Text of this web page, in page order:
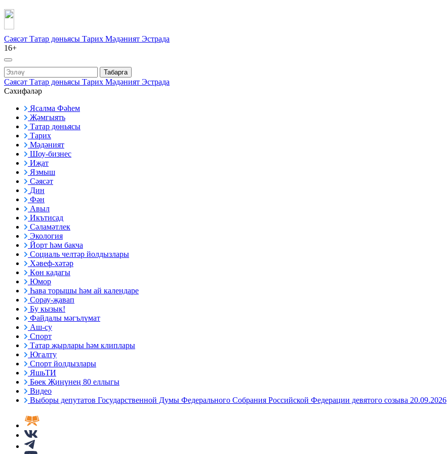
Сәясәт Татар дөньясы Тарих Мәдәният Эстрада
16+
Табарга
Сәясәт Татар дөньясы Тарих Мәдәният Эстрада
Сәхифәләр
Ясалма Фәһем
Җәмгыять
Татар дөньясы
Тарих
Мәдәният
Шоу-бизнес
Иҗат
Язмыш
Сәясәт
Дин
Фән
Авыл
Икътисад
Сәламәтлек
Экология
Йорт һәм бакча
Социаль челтәр йолдызлары
Хәвеф-хәтәр
Көн кадагы
Юмор
Һава торышы һәм ай календаре
Сорау-җавап
Бу кызык!
Файдалы мәгълүмат
Аш-су
Спорт
Татар җырлары һәм клиплары
Югалту
Спорт йолдызлары
ЯшьТИ
Бөек Җиңүнең 80 еллыгы
Видео
Выборы депутатов Государственной Думы Федерального Собрания Российской Федерации девятого созыва 20.09.2026